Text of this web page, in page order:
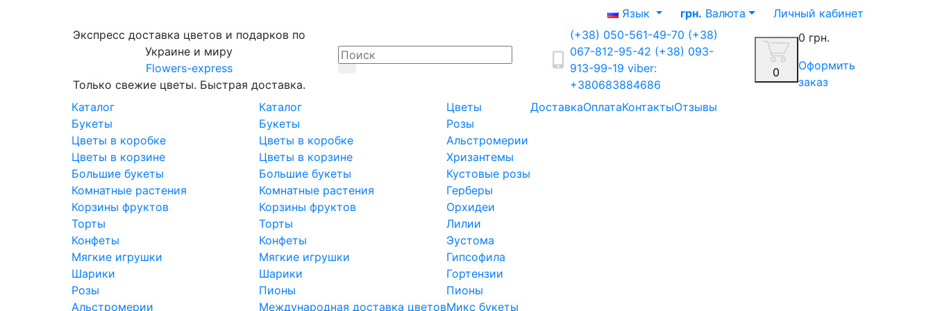
Язык грн. Валюта
Личный кабинет
Экспресс доставка цветов и подарков по
Украине и миру
Flowers-express
Только свежие цветы. Быстрая доставка.
(+38) 050-561-49-70 (+38)
067-812-95-42 (+38) 093-
913-99-19 viber:
+380683884686
0
0 грн.
Оформить
заказ
Каталог
Букеты
Цветы в коробке
Цветы в корзине
Большие букеты
Комнатные растения
Корзины фруктов
Торты
Конфеты
Мягкие игрушки
Шарики
Розы
Альстромерии
Каталог
Букеты
Цветы в коробке
Цветы в корзине
Большие букеты
Комнатные растения
Корзины фруктов
Торты
Конфеты
Мягкие игрушки
Шарики
Пионы
Международная доставка цветов
Цветы
Розы
Альстромерии
Хризантемы
Кустовые розы
Герберы
Орхидеи
Лилии
Эустома
Гипсофила
Гортензии
Пионы
Микс букеты
ДоставкаОплатаКонтактыОтзывы